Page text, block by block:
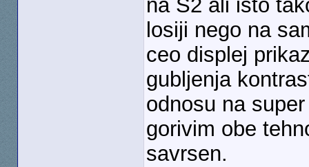
na S2 ali isto
losiji nego na
ceo displej
gubljenja
odnosu na
gorivim obe
savrsen.